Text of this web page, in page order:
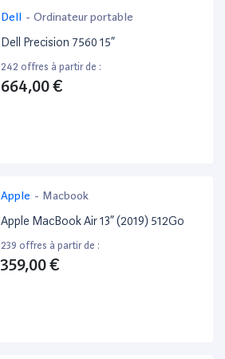
Dell - Ordinateur portable
Dell Precision 7560 15”
242 offres à partir de :
664,00 €
Apple - Macbook
Apple MacBook Air 13” (2019) 512Go
239 offres à partir de :
359,00 €